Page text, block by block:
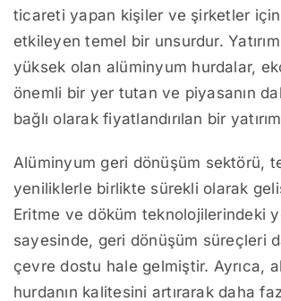
ticareti yapan kişiler ve şirketler için
etkileyen temel bir unsurdur.
yüksek olan alüminyum hurdalar,
önemli bir yer tutan ve piyasanın
bağlı olarak fiyatlandırılan bir
Alüminyum geri dönüşüm sektörü,
yeniliklerle birlikte sürekli olarak
Eritme ve döküm teknolojilerindeki
sayesinde, geri dönüşüm süreçleri
çevre dostu hale gelmiştir. Ayrıca,
hurdanın kalitesini artırarak daha